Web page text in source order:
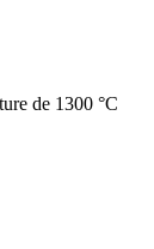
de 1300 °C